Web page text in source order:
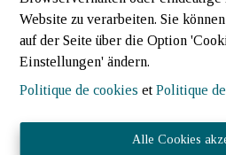
Website zu verarbeiten. Sie
auf der Seite über die Option
Einstellungen' ändern.
Politique de cookies etPolitique
Alle Cookies
VERKAUFT